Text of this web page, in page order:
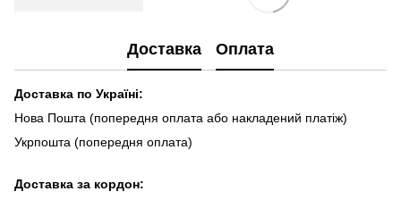
Доставка Оплата
Доставка по Україні:
Нова Пошта (попередня оплата або накладений платіж)
Укрпошта (попередня оплата)
Доставка за кордон: